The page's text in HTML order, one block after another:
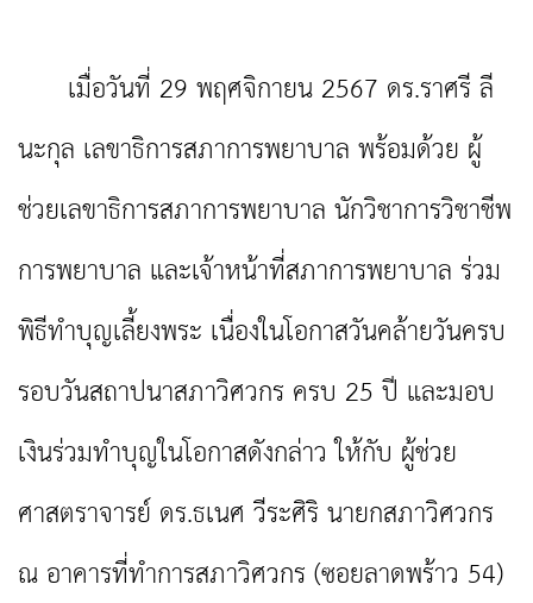
เมื่อวันที่ 29 พฤศจิกายน 2567 ดร.ราศรี ลี
นะกุล เลขาธิการสภาการพยาบาล พร้อมด้วย ผู้
ช่วยเลขาธิการสภาการพยาบาล นักวิชาการวิชาชีพ
การพยาบาล และเจ้าหน้าที่สภาการพยาบาล ร่วม
พิธีทำบุญเลี้ยงพระ เนื่องในโอกาสวันคล้ายวันครบ
รอบวันสถาปนาสภาวิศวกร ครบ 25 ปี และมอบ
เงินร่วมทำบุญในโอกาสดังกล่าว ให้กับ ผู้ช่วย
ศาสตราจารย์ ดร.ธเนศ วีระศิริ นายกสภาวิศวกร
ณ อาคารที่ทำการสภาวิศวกร (ซอยลาดพร้าว 54)